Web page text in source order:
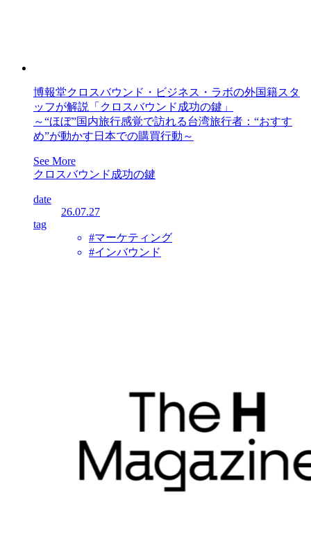
博報堂クロスバウンド・ビジネス・ラボの外国籍スタ
ッフが解説「クロスバウンド成功の鍵」
～“ほぼ”国内旅行感覚で訪れる台湾旅行者：“おすす
め”が動かす日本での購買行動～
See More
クロスバウンド成功の鍵
date
26.07.27
tag
#マーケティング
#インバウンド